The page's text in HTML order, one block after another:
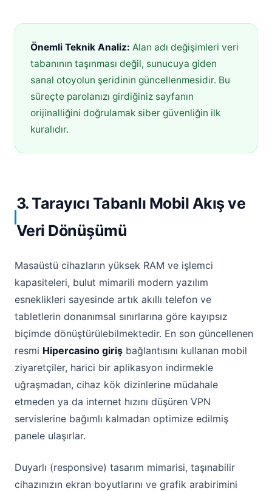
Önemli Teknik Analiz: Alan adı değişimleri veri
tabanının taşınması değil, sunucuya giden
sanal otoyolun şeridinin güncellenmesidir. Bu
süreçte parolanızı girdiğiniz sayfanın
orijinalliğini doğrulamak siber güvenliğin ilk
kuralıdır.
3. Tarayıcı Tabanlı Mobil Akış ve
Veri Dönüşümü
Masaüstü cihazların yüksek RAM ve işlemci
kapasiteleri, bulut mimarili modern yazılım
esneklikleri sayesinde artık akıllı telefon ve
tabletlerin donanımsal sınırlarına göre kayıpsız
biçimde dönüştürülebilmektedir. En son güncellenen
resmi Hipercasino giriş bağlantısını kullanan mobil
ziyaretçiler, harici bir aplikasyon indirmekle
uğraşmadan, cihaz kök dizinlerine müdahale
etmeden ya da internet hızını düşüren VPN
servislerine bağımlı kalmadan optimize edilmiş
panele ulaşırlar.
Duyarlı (responsive) tasarım mimarisi, taşınabilir
cihazınızın ekran boyutlarını ve grafik arabirimini